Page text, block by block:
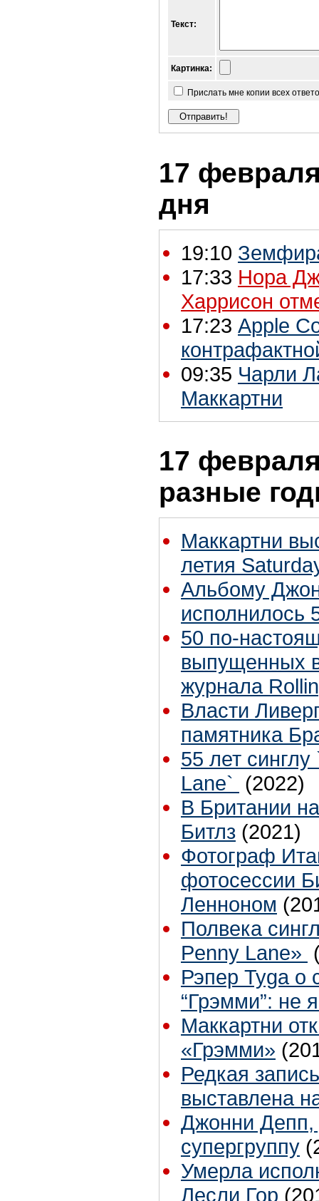
Текст:
Картинка:
Прислать мне копии всех
17
дня
19:10
17:33 Нора
Харрисон
17:23 Apple
09:35 Чарли
Маккартни
17
разные
Маккартни
летия
Альбому
исполнилось
50 по-
выпущенных
журнала
Власти
памятника
55 лет
Lane` (2022)
В Британии
Битлз (2021)
Фотограф
фотосессии
Ленноном
Полвека
Penny Lane»
Рэпер Tyga о
“Грэмми”: не
Маккартни
«Грэмми»
Редкая
выставлена
Джонни Депп,
супергруппу
Умерла
Лесли Гор